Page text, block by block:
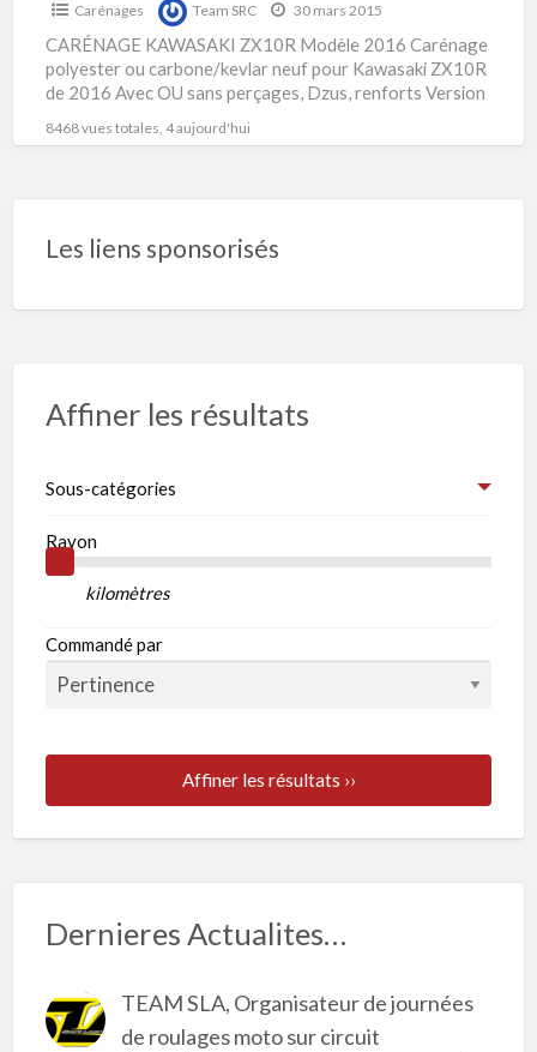
Carénages Team SRC 30 mars 2015
CARÉNAGE KAWASAKI ZX10R Modèle 2016 Carénage
polyester ou carbone/kevlar neuf pour Kawasaki ZX10R
de 2016 Avec OU sans perçages, Dzus, renforts Version
8468 vues totales, 4 aujourd'hui
Les liens sponsorisés
Affiner les résultats
Sous-catégories
Rayon
kilomètres
Commandé par
Affiner les résultats ››
Dernieres Actualites…
TEAM SLA, Organisateur de journées
de roulages moto sur circuit